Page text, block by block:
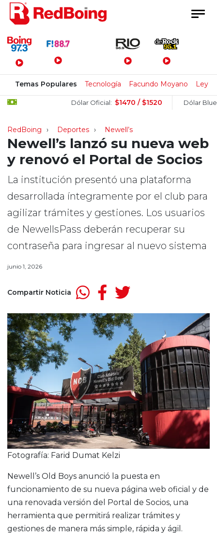
Menú Principal
Temas Populares Tecnología Facundo Moyano Ley
Dólar Oficial: $1470 / $1520 Dólar Blue:
RedBoing Deportes Newell’s
Newell’s lanzó su nueva web
y renovó el Portal de Socios
La institución presentó una plataforma
desarrollada íntegramente por el club para
agilizar trámites y gestiones. Los usuarios
de NewellsPass deberán recuperar su
contraseña para ingresar al nuevo sistema
junio 1, 2026
Compartir Noticia
Fotografía: Farid Dumat Kelzi
Newell’s Old Boys anunció la puesta en
funcionamiento de su nueva página web oficial y de
una renovada versión del Portal de Socios, una
herramienta que permitirá realizar trámites y
gestiones de manera más simple, rápida y ágil.